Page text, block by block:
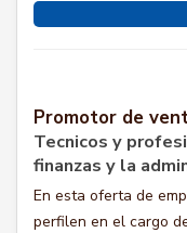
Promotor de
Tecnicos y
finanzas y la
En esta oferta de
perfilen en el cargo